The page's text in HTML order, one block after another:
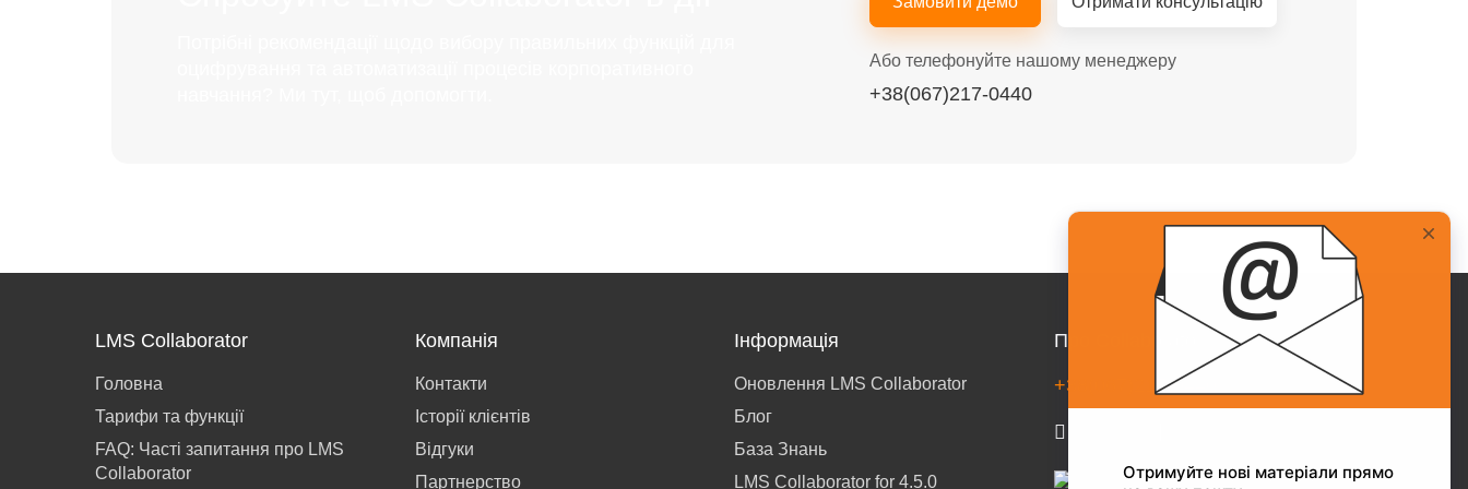
Або телефонуйте нашому менеджеру
+38(067)217-0440
LMS Collaborator
Головна
Тарифи та функції
FAQ: Часті запитання про LMS
Collaborator
Компанія
Контакти
Історії клієнтів
Відгуки
Партнерство
Інформація
Оновлення LMS Collaborator
Блог
База Знань
LMS Collaborator for 4.5.0
Про Collaborator
+38(067)217-0440